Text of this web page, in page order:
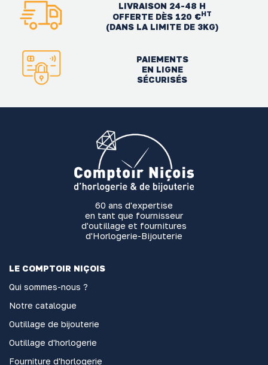
LIVRAISON 24-48 H
OFFERTE DÈS 120 €HT
(DANS LA LIMITE DE 3KG)
PAIEMENTS
EN LIGNE
SÉCURISÉS
60 ans d'expertise
en tant que fournisseur
d'outillage et fournitures
d'Horlogerie-Bijouterie
LE COMPTOIR NIÇOIS
Qui sommes-nous ?
Notre catalogue
Outillage de bijouterie
Outillage d'horlogerie
Fourniture d'horlogerie